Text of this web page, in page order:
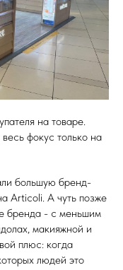
на товаре.
фокус только на
большую бренд-
Articoli. А чуть позже
бренда - с меньшим
макияжной и
плюс: когда
людей это